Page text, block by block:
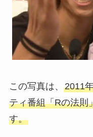
この写真は、 2011
ティ番組「Rの法則
す。